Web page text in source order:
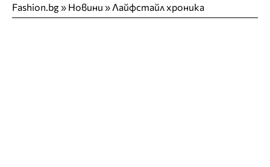
Fashion.bg» Новини » Лайфстайл хроника